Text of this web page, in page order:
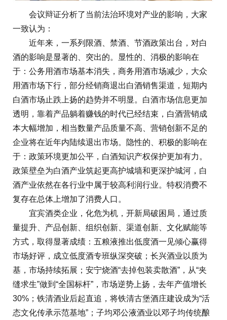
会议辩证分析了当前法治环境对产业的影响，大家
一致认为：
近年来，一系列限酒、禁酒、节酒政策出台，对白
酒的影响是显著的、突出的。显性的、消极的影响在
于：公务用酒市场基本消失，商务用酒市场减少，大众
用酒市场下行，部分经销商退出白酒销售渠道，短期内
白酒市场止跌上扬的趋势并不明显。白酒市场信息更加
透明，靠着产品躺着赚钱的时代已经结束，白酒营销成
本大幅增加，相当数量产品质量不高、营销创新不足的
企业将在近年内陆续退出市场。隐性的、积极的影响在
于：政策环境更加公平，白酒知识产权保护更加有力。
政策壁垒为白酒产业筑起更高护城墙和更深护城河，白
酒产业依然在各行业中属于较高利润行业。特权消费不
复存在总体上增加了消费人口。
宜宾酒类企业，化危为机，开新局破困局，通过质
量提升、产品创新、组织创新、渠道创新、文化赋能等
方式，取得显著成绩：五粮液推出低度酒一见倾心赢得
市场好评，成立低度酒专班纵深突破；长兴酒业以质为
基，市场持续拓展；安宁烧酒“去掉包装卖散酒”，从“夹
缝求生”做到“全国标杆”，市场逆势上扬，去年产值增长
30%；铁清酒业后起直追，将铁清古堡酒庄建设成为“活
态文化传承示范基地”；子均邓公液酒业以邓子均传统酿